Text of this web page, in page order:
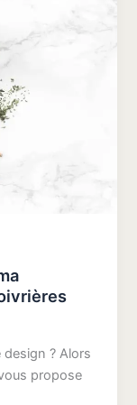
design ? Alors
propose